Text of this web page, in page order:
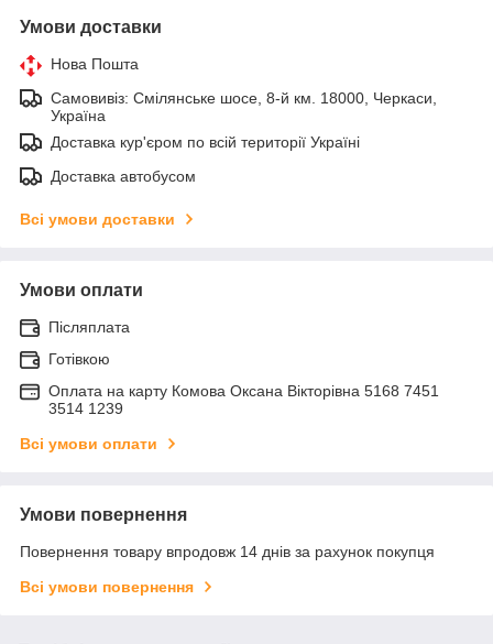
Умови доставки
Нова Пошта
Самовивіз: Смілянське шосе, 8-й км. 18000, Черкаси,
Україна
Доставка кур'єром по всій території Україні
Доставка автобусом
Всі умови доставки
Умови оплати
Післяплата
Готівкою
Оплата на карту Комова Оксана Вікторівна 5168 7451
3514 1239
Всі умови оплати
Умови повернення
Повернення товару впродовж 14 днів за рахунок покупця
Всі умови повернення